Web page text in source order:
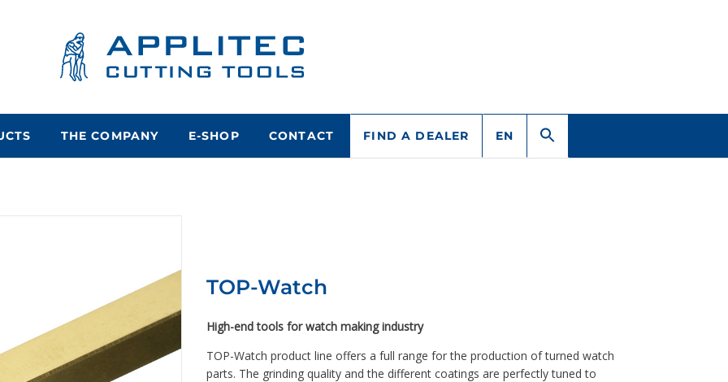
THE COMPANY E-SHOP CONTACT FIND A DEALER EN
TOP-Watch
High-end tools for watch making industry
TOP-Watch product line offers a full range for the production of turned watch
parts. The grinding quality and the different coatings are perfectly tuned to